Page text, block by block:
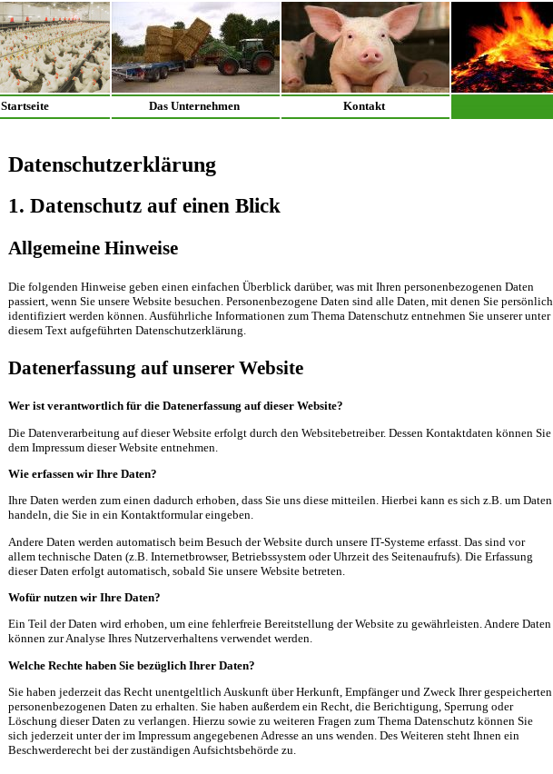
Startseite Das Unternehmen Kontakt
Datenschutzerklärung
1. Datenschutz auf einen Blick
Allgemeine Hinweise
Die folgenden Hinweise geben einen einfachen Überblick darüber, was mit Ihren personenbezogenen Daten
passiert, wenn Sie unsere Website besuchen. Personenbezogene Daten sind alle Daten, mit denen Sie persönlich
identifiziert werden können. Ausführliche Informationen zum Thema Datenschutz entnehmen Sie unserer unter
diesem Text aufgeführten Datenschutzerklärung.
Datenerfassung auf unserer Website
Wer ist verantwortlich für die Datenerfassung auf dieser Website?
Die Datenverarbeitung auf dieser Website erfolgt durch den Websitebetreiber. Dessen Kontaktdaten können Sie
dem Impressum dieser Website entnehmen.
Wie erfassen wir Ihre Daten?
Ihre Daten werden zum einen dadurch erhoben, dass Sie uns diese mitteilen. Hierbei kann es sich z.B. um Daten
handeln, die Sie in ein Kontaktformular eingeben.
Andere Daten werden automatisch beim Besuch der Website durch unsere IT-Systeme erfasst. Das sind vor
allem technische Daten (z.B. Internetbrowser, Betriebssystem oder Uhrzeit des Seitenaufrufs). Die Erfassung
dieser Daten erfolgt automatisch, sobald Sie unsere Website betreten.
Wofür nutzen wir Ihre Daten?
Ein Teil der Daten wird erhoben, um eine fehlerfreie Bereitstellung der Website zu gewährleisten. Andere Daten
können zur Analyse Ihres Nutzerverhaltens verwendet werden.
Welche Rechte haben Sie bezüglich Ihrer Daten?
Sie haben jederzeit das Recht unentgeltlich Auskunft über Herkunft, Empfänger und Zweck Ihrer gespeicherten
personenbezogenen Daten zu erhalten. Sie haben außerdem ein Recht, die Berichtigung, Sperrung oder
Löschung dieser Daten zu verlangen. Hierzu sowie zu weiteren Fragen zum Thema Datenschutz können Sie
sich jederzeit unter der im Impressum angegebenen Adresse an uns wenden. Des Weiteren steht Ihnen ein
Beschwerderecht bei der zuständigen Aufsichtsbehörde zu.